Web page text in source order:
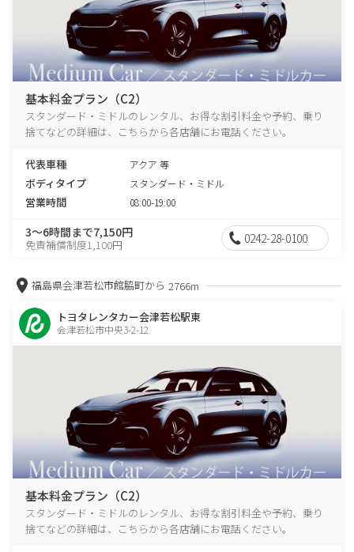
基本料金プラン（C2）
スタンダード・ミドルのレンタル、お得な割引料金や予約、乗り
捨てなどの詳細は、こちらから各店舗にお電話ください。
代表車種 アクア 等
ボディタイプ スタンダード・ミドル
営業時間 08:00-19:00
3～6時間まで7,150円
免責補償制度1,100円 0242-28-0100
福島県会津若松市館脇町から 2766m
トヨタレンタカー会津若松駅東
会津若松市中央3-2-12
基本料金プラン（C2）
スタンダード・ミドルのレンタル、お得な割引料金や予約、乗り
捨てなどの詳細は、こちらから各店舗にお電話ください。